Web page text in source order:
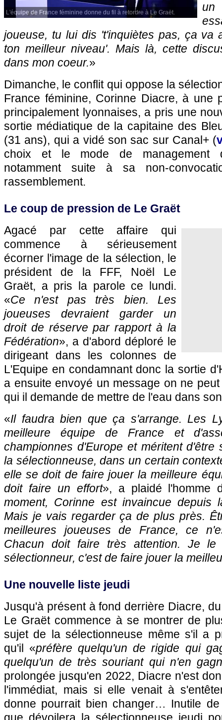
L'équipe de France féminine donne du fil à retordre à Le Graët.
joueuse, tu lui dis 't'inquiètes pas, ça va
ton meilleur niveau'. Mais là, cette
dans mon coeur.»
Dimanche, le conflit qui oppose la
France féminine, Corinne Diacre, à une
principalement lyonnaises, a pris une
sortie médiatique de la capitaine des
(31 ans), qui a vidé son sac sur Canal+ (
choix et le mode de management
notamment suite à sa non-
rassemblement.
Le coup de pression de Le Graët
Agacé par cette affaire qui
commence à sérieusement
écorner l'image de la sélection, le
président de la FFF, Noël Le
Graët, a pris la parole ce lundi.
«Ce n'est pas très bien. Les
joueuses devraient garder un
droit de réserve par rapport à la
Fédération», a d'abord déploré le
dirigeant dans les colonnes de
L'Equipe en condamnant donc la sortie
a ensuite envoyé un message on ne
qui il demande de mettre de l'eau dans
«Il faudra bien que ça s'arrange. Les
meilleure équipe de France et
championnes d'Europe et méritent d'être
la sélectionneuse, dans un certain
elle se doit de faire jouer la meilleure
doit faire un effort», a plaidé l'homme
moment, Corinne est invaincue depuis
Mais je vais regarder ça de plus près.
meilleures joueuses de France, ce
Chacun doit faire très attention. Je
sélectionneur, c'est de faire jouer la
Une nouvelle liste jeudi
Jusqu'à présent à fond derrière Diacre,
Le Graët commence à se montrer de
sujet de la sélectionneuse même s'il a
qu'il «préfère quelqu'un de rigide qui
quelqu'un de très souriant qui n'en
prolongée jusqu'en 2022, Diacre n'est
l'immédiat, mais si elle venait à
donne pourrait bien changer… Inutile